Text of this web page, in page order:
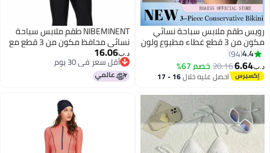
رويس طقم ملابس سباحة نسائي
مكون من 3 قطع غطاء مطبوع ولون
سادة بيكيني علوي مطبوع بيكيني
سفلي نسيج سريع الجفاف ماص
للرطوبة وجيد التهوية يوفر التغطية
والتواضع دون الكشف عن اللون
الأرجواني
4.4
94
د.ب‏6.64
20.16خصم 67%
احصل عليه خلال 16 - 17
NIBEMINENT طقم ملابس سباحة
نسائي محافظ مكون من 3 قطع مع
تصميم مقسوم لحماية من الشمس
و تنورة شاطئية
د.ب‏16.06
أقل سعر في 30 يوم
أقل سعر في 30 يوم